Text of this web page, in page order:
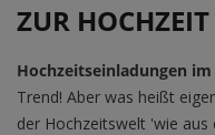
ZUR
Hochzeitseinladungen
Trend! Aber was heißt
der Hochzeitswelt 'wie aus